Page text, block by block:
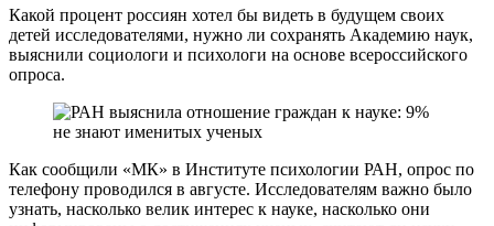
Какой процент россиян хотел бы видеть в будущем своих
детей исследователями, нужно ли сохранять Академию наук,
выяснили социологи и психологи на основе всероссийского
опроса.
Как сообщили «МК» в Институте психологии РАН, опрос по
телефону проводился в августе. Исследователям важно было
узнать, насколько велик интерес к науке, насколько они